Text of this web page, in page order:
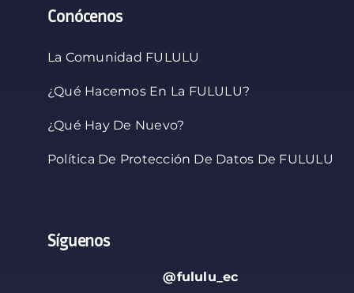
Conócenos
La Comunidad FULULU
¿Qué Hacemos En La FULULU?
¿Qué Hay De Nuevo?
Política De Protección De Datos De FULULU
Síguenos
@fululu_ec